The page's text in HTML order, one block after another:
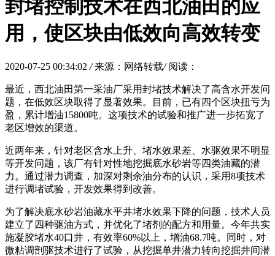
封堵控制技术在西北油田的应
用，使区块由低效向高效转变
2020-07-25 00:34:02 / 来源：网络转载/ 阅读：
最近，西北油田第一采油厂采用封堵技术解决了高含水开发问
题，在低效区块取得了显著效果。目前，已有四个区块扭亏为
盈，累计增油15800吨。这项技术的试验和推广进一步拓宽了
老区增效的渠道。
近两年来，针对老区含水上升、堵水效果差、水驱效果不明显
等开发问题，该厂有针对性地挖掘底水砂岩等四类油藏的潜
力。通过潜力调查，加深对剩余油分布的认识，采用8项技术
进行调堵试验，开发效果得到改善。
为了解决底水砂岩油藏水平井堵水效果下降的问题，技术人员
建立了四种驱油方式，并优化了堵剂的配方和用量。今年共实
施凝胶堵水40口井，有效率60%以上，增油68.7吨。同时，对
微粘调剖驱技术进行了试验，从挖掘单井潜力转向挖掘井间潜